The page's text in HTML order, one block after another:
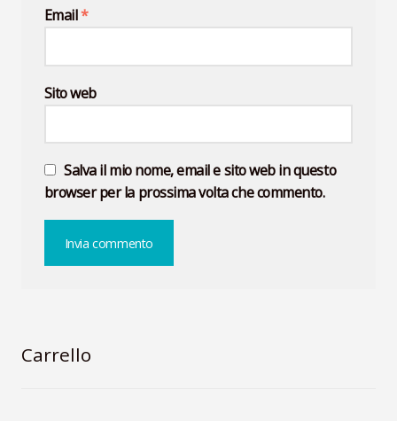
Email*
Sito web
Salva il mio nome, email e sito web in questo
browser per la prossima volta che commento.
Carrello